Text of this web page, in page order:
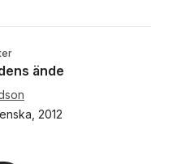
ände
2012
Totalt antal röster: